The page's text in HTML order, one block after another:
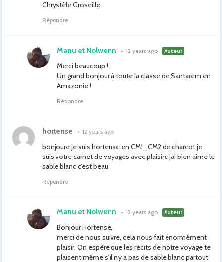
Chrystèle Groseille
Répondre
Manu et Nolwenn • 12 years ago Auteur
Merci beaucoup !
Un grand bonjour à toute la classe de Santarem en
Amazonie !
Répondre
hortense • 12 years ago
bonjoure je suis hortense en CM1_CM2 de charcot je
suis votre carnet de voyages avec plaisire jai bien aime le
sable blanc c’est beau
Répondre
Manu et Nolwenn • 12 years ago Auteur
Bonjour Hortense,
merci de nous suivre, cela nous fait énormément
plaisir. On espère que les récits de notre voyage te
plaisent même s’il n’y a pas de sable blanc partout